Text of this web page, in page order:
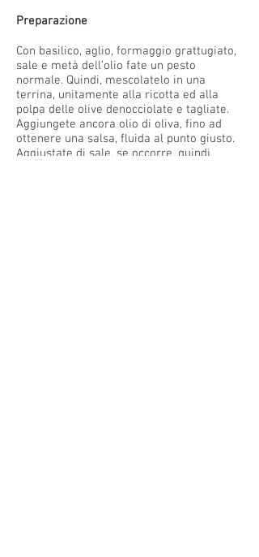
Preparazione
Con basilico, aglio, formaggio grattugiato,
sale e metà dell’olio fate un pesto
normale. Quindi, mescolatelo in una
terrina, unitamente alla ricotta ed alla
polpa delle olive denocciolate e tagliate.
Aggiungete ancora olio di oliva, fino ad
ottenere una salsa, fluida al punto giusto.
Aggiustate di sale, se occorre, quindi,